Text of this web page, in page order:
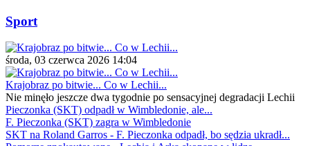
Sport
środa, 03 czerwca 2026 14:04
Krajobraz po bitwie... Co w Lechii...
Nie minęło jeszcze dwa tygodnie po sensacyjnej degradacji Lechii
Pieczonka (SKT) odpadł w Wimbledonie, ale...
F. Pieczonka (SKT) zagra w Wimbledonie
SKT na Roland Garros - F. Pieczonka odpadł, bo sędzia ukradł...